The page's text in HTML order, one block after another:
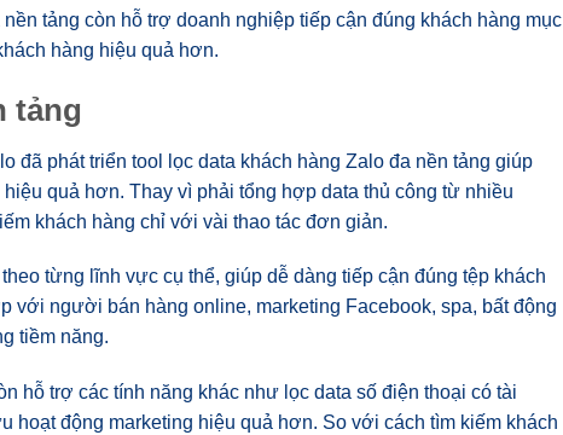
tảng còn hỗ trợ doanh nghiệp tiếp cận đúng khách hàng mục
hàng hiệu quả hơn.
tảng
đã phát triển tool lọc data khách hàng Zalo đa nền tảng giúp
quả hơn. Thay vì phải tổng hợp data thủ công từ nhiều
khách hàng chỉ với vài thao tác đơn giản.
từng lĩnh vực cụ thể, giúp dễ dàng tiếp cận đúng tệp khách
với người bán hàng online, marketing Facebook, spa, bất động
tiềm năng.
hỗ trợ các tính năng khác như lọc data số điện thoại có tài
hoạt động marketing hiệu quả hơn. So với cách tìm kiếm khách